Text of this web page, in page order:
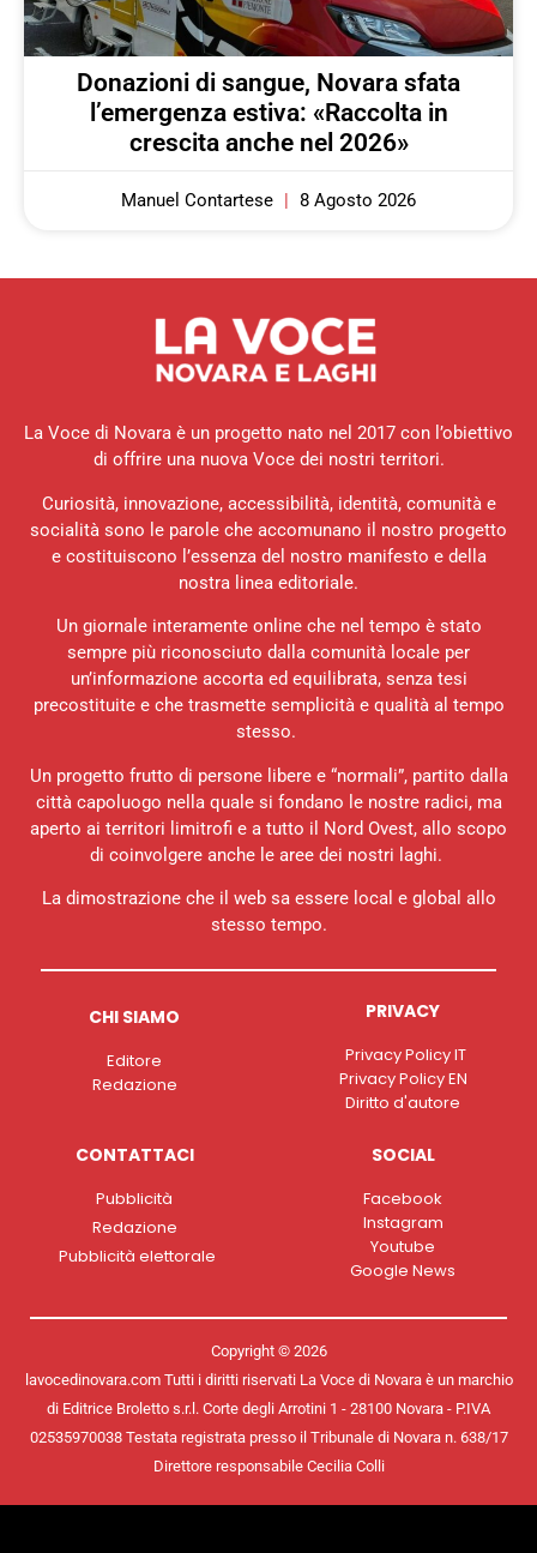
Donazioni di sangue, Novara sfata
l’emergenza estiva: «Raccolta in
crescita anche nel 2026»
Manuel Contartese 8 Agosto 2026
La Voce di Novara è un progetto nato nel 2017 con l’obiettivo
di offrire una nuova Voce dei nostri territori.
Curiosità, innovazione, accessibilità, identità, comunità e
socialità sono le parole che accomunano il nostro progetto
e costituiscono l’essenza del nostro manifesto e della
nostra linea editoriale.
Un giornale interamente online che nel tempo è stato
sempre più riconosciuto dalla comunità locale per
un’informazione accorta ed equilibrata, senza tesi
precostituite e che trasmette semplicità e qualità al tempo
stesso.
Un progetto frutto di persone libere e “normali”, partito dalla
città capoluogo nella quale si fondano le nostre radici, ma
aperto ai territori limitrofi e a tutto il Nord Ovest, allo scopo
di coinvolgere anche le aree dei nostri laghi.
La dimostrazione che il web sa essere local e global allo
stesso tempo.
CHI SIAMO
Editore
Redazione
PRIVACY
Privacy Policy IT
Privacy Policy EN
Diritto d'autore
CONTATTACI
Pubblicità
Redazione
Pubblicità elettorale
SOCIAL
Facebook
Instagram
Youtube
Google News
Copyright © 2026
lavocedinovara.com Tutti i diritti riservati La Voce di Novara è un marchio
di Editrice Broletto s.r.l. Corte degli Arrotini 1 - 28100 Novara - P.IVA
02535970038 Testata registrata presso il Tribunale di Novara n. 638/17
Direttore responsabile Cecilia Colli